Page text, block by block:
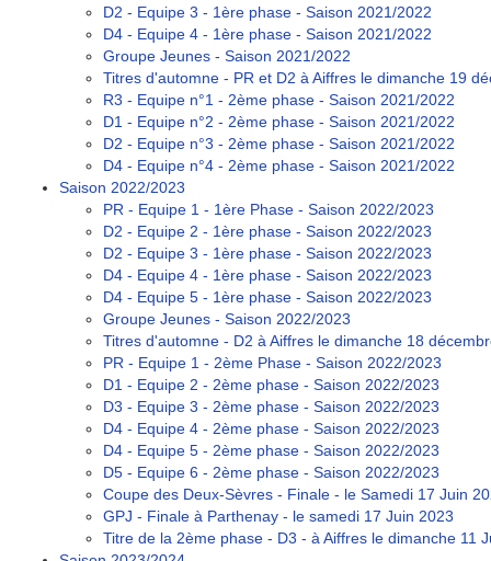
D2 - Equipe 3 - 1ère phase - Saison 2021/2022
D4 - Equipe 4 - 1ère phase - Saison 2021/2022
Groupe Jeunes - Saison 2021/2022
Titres d'automne - PR et D2 à Aiffres le dimanche 19
R3 - Equipe n°1 - 2ème phase - Saison 2021/2022
D1 - Equipe n°2 - 2ème phase - Saison 2021/2022
D2 - Equipe n°3 - 2ème phase - Saison 2021/2022
D4 - Equipe n°4 - 2ème phase - Saison 2021/2022
Saison 2022/2023
PR - Equipe 1 - 1ère Phase - Saison 2022/2023
D2 - Equipe 2 - 1ère phase - Saison 2022/2023
D2 - Equipe 3 - 1ère phase - Saison 2022/2023
D4 - Equipe 4 - 1ère phase - Saison 2022/2023
D4 - Equipe 5 - 1ère phase - Saison 2022/2023
Groupe Jeunes - Saison 2022/2023
Titres d'automne - D2 à Aiffres le dimanche 18
PR - Equipe 1 - 2ème Phase - Saison 2022/2023
D1 - Equipe 2 - 2ème phase - Saison 2022/2023
D3 - Equipe 3 - 2ème phase - Saison 2022/2023
D4 - Equipe 4 - 2ème phase - Saison 2022/2023
D4 - Equipe 5 - 2ème phase - Saison 2022/2023
D5 - Equipe 6 - 2ème phase - Saison 2022/2023
Coupe des Deux-Sèvres - Finale - le Samedi 17 Juin
GPJ - Finale à Parthenay - le samedi 17 Juin 2023
Titre de la 2ème phase - D3 - à Aiffres le dimanche 11